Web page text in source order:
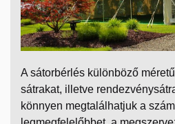
A sátorbérlés különböző
sátrakat, illetve
könnyen megtalálhatjuk a